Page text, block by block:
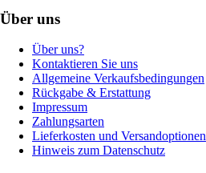
Über uns
Über uns?
Kontaktieren Sie uns
Allgemeine Verkaufsbedingungen
Rückgabe & Erstattung
Impressum
Zahlungsarten
Lieferkosten und Versandoptionen
Hinweis zum Datenschutz